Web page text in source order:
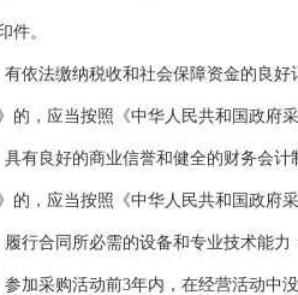
件。
有依法缴纳税收和社会保障资金的良
的，应当按照《中华人民共和国政府
具有良好的商业信誉和健全的财务会
的，应当按照《中华人民共和国政府
履行合同所必需的设备和专业技术能
参加采购活动前3年内，在经营活动中